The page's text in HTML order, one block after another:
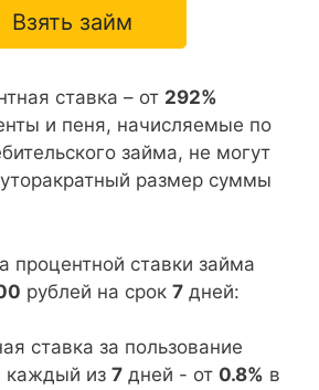
Взять займ
ставка – от 292%
и пеня, начисляемые по
займа, не могут
размер суммы
процентной ставки займа
рублей на срок 7 дней:
ставка за пользование
каждый из 7 дней - от 0.8% в